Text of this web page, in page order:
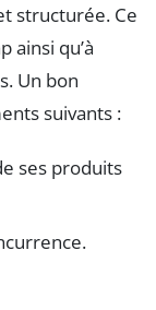
structurée. Ce
ainsi qu’à
Un bon
suivants :
ses produits